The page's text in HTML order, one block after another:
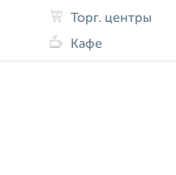
Торг. центры
Кафе